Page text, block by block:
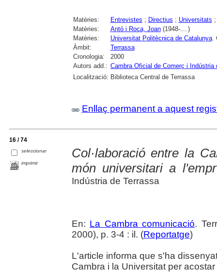
Matèries: Entrevistes ; Directius ; Universitats
Matèries:
Antó i Roca, Joan(1948-....)
Matèries:
Universitat Politècnica de Catalunya.
Àmbit:
Terrassa
Cronologia:
2000
Autors add.: Cambra Oficial de Comerç i Indústria
Localització: Biblioteca Central de Terrassa
Enllaç permanent a aquest
16 / 74
seleccionar
imprimir
Col·laboració entre la
món universitari a
Indústria de Terrassa
En: La Cambra comunicació.
2000), p. 3-4 : il. (Reportatge)
L'article informa que s'ha
Cambra i la Universitat per